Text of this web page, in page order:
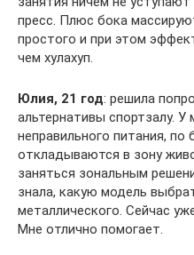
пресс. Плюс бока
простого и при этом
чем хулахуп.
Юлия, 21 год: решила
альтернативы спортзалу. У
неправильного питания, по
откладываются в зону
заняться зональным
знала, какую модель
металлического. Сейчас
Мне отлично помогает.